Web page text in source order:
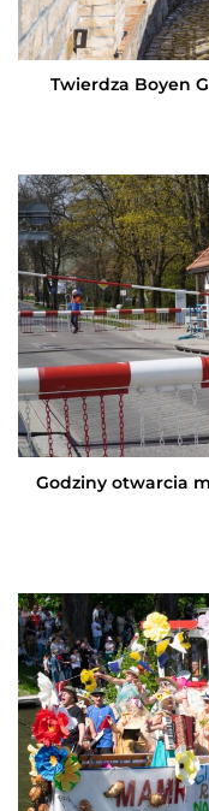
Twierdza Boyen
Godziny otwarcia